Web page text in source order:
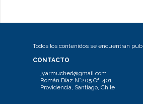
Todos los contenidos se encuentran
CONTACTO
jyarmuched@gmail.com
Román Díaz N°205 Of. 401.
Providencia, Santiago, Chile